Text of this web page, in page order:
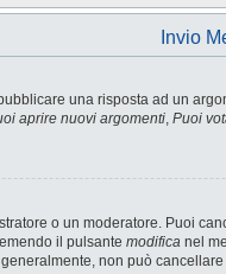
Invio
una risposta ad un
aprire nuovi argomenti, Puoi
o un moderatore. Puoi
il pulsante modifica nel
non può